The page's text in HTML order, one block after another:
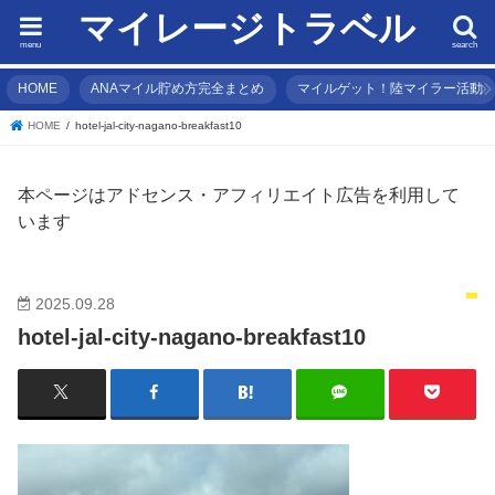
マイレージトラベル search
menu
HOME ANAマイル貯め方完全まとめ マイルゲット！陸マイラー活動
HOME hotel-jal-city-nagano-breakfast10
本ページはアドセンス・アフィリエイト広告を利用して
います
2025.09.28
hotel-jal-city-nagano-breakfast10